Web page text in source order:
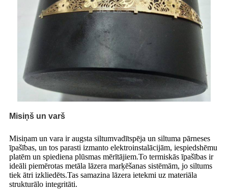
Misiņš un varš
Misiņam un vara ir augsta siltumvadītspēja un siltuma pārneses
īpašības, un tos parasti izmanto elektroinstalācijām, iespiedshēmu
platēm un spiediena plūsmas mērītājiem.To termiskās īpašības ir
ideāli piemērotas metāla lāzera marķēšanas sistēmām, jo ​​siltums
tiek ātri izkliedēts.Tas samazina lāzera ietekmi uz materiāla
strukturālo integritāti.